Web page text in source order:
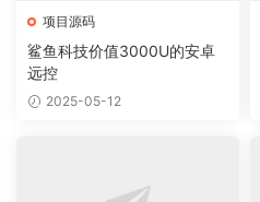
项目源码
鲨鱼科技价值3000U的安卓
远控
2025-05-12